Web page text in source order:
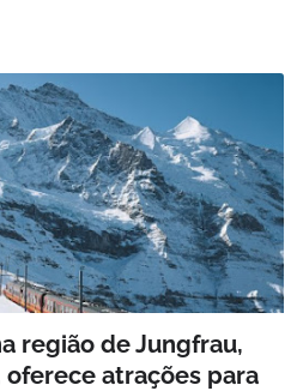
região de Jungfrau,
oferece atrações para